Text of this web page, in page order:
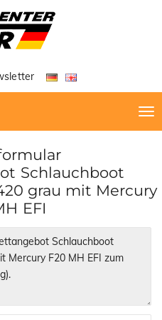
T
o
e
a
Schlauchboot
grau mit Mercury
EFI